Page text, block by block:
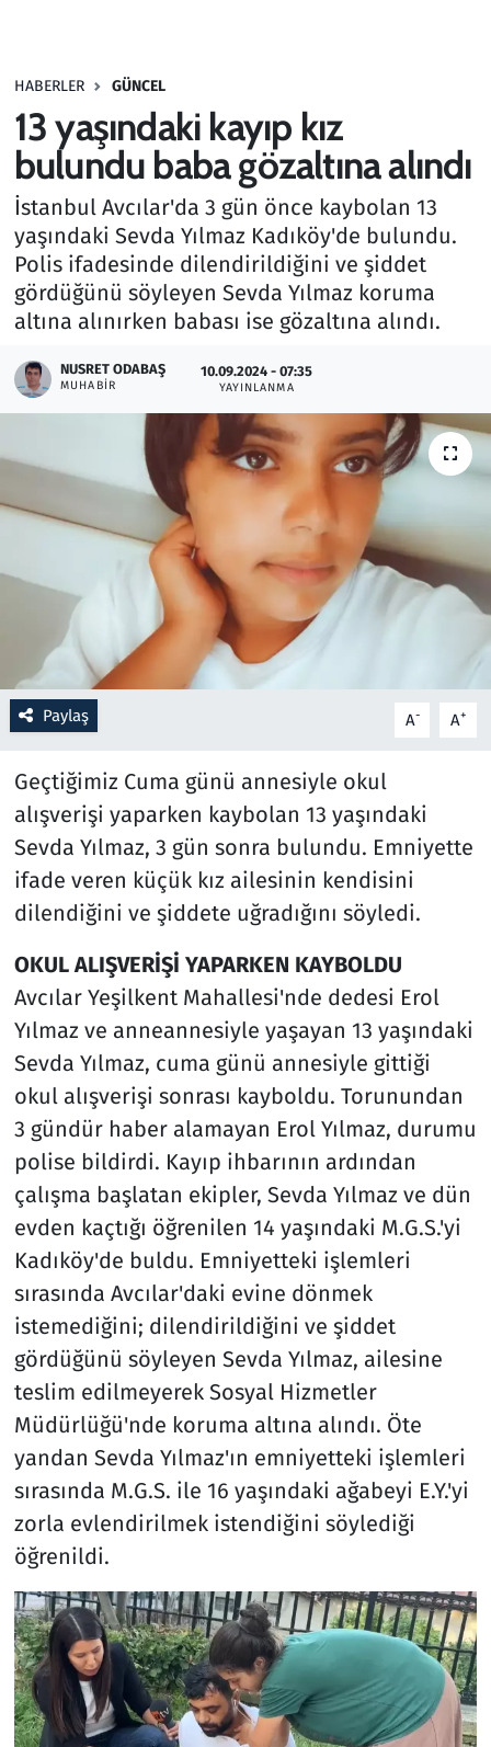
HABERLER GÜNCEL
13 yaşındaki kayıp kız
bulundu baba gözaltına alındı
İstanbul Avcılar'da 3 gün önce kaybolan 13
yaşındaki Sevda Yılmaz Kadıköy'de bulundu.
Polis ifadesinde dilendirildiğini ve şiddet
gördüğünü söyleyen Sevda Yılmaz koruma
altına alınırken babası ise gözaltına alındı.
NUSRET ODABAŞ
MUHABIR
10.09.2024 - 07:35
YAYINLANMA
Paylaş A- A+
Geçtiğimiz Cuma günü annesiyle okul
alışverişi yaparken kaybolan 13 yaşındaki
Sevda Yılmaz, 3 gün sonra bulundu. Emniyette
ifade veren küçük kız ailesinin kendisini
dilendiğini ve şiddete uğradığını söyledi.
OKUL ALIŞVERİŞİ YAPARKEN KAYBOLDU
Avcılar Yeşilkent Mahallesi'nde dedesi Erol
Yılmaz ve anneannesiyle yaşayan 13 yaşındaki
Sevda Yılmaz, cuma günü annesiyle gittiği
okul alışverişi sonrası kayboldu. Torunundan
3 gündür haber alamayan Erol Yılmaz, durumu
polise bildirdi. Kayıp ihbarının ardından
çalışma başlatan ekipler, Sevda Yılmaz ve dün
evden kaçtığı öğrenilen 14 yaşındaki M.G.S.'yi
Kadıköy'de buldu. Emniyetteki işlemleri
sırasında Avcılar'daki evine dönmek
istemediğini; dilendirildiğini ve şiddet
gördüğünü söyleyen Sevda Yılmaz, ailesine
teslim edilmeyerek Sosyal Hizmetler
Müdürlüğü'nde koruma altına alındı. Öte
yandan Sevda Yılmaz'ın emniyetteki işlemleri
sırasında M.G.S. ile 16 yaşındaki ağabeyi E.Y.'yi
zorla evlendirilmek istendiğini söylediği
öğrenildi.
Haber
Kültür Sanat
Kurumsal Haberler
Lezzet Durağı
Memur ve Kamu
Otomobil
Ramazan
Resmi İlanlar
Rüya Tabirleri
Sağlık
Savunma Sanayi
Spor
Teknoloji ve Bilim
Televizyon